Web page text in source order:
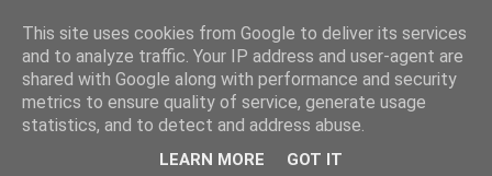
Loading...
This site uses cookies from Google to deliver its services
and to analyze traffic. Your IP address and user-agent are
shared with Google along with performance and security
metrics to ensure quality of service, generate usage
statistics, and to detect and address abuse.
LEARN MORE GOT IT